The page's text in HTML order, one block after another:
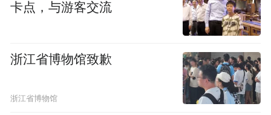
卡点，与游客交流
浙江省博物馆致歉
浙江省博物馆